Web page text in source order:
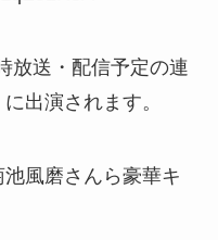
放送・配信予定の連
出演されます。
風磨さんら豪華キ